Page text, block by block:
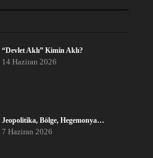
“Devlet Aklı” Kimin Aklı?
14 Haziran 2026
Jeopolitika, Bölge, Hegemonya…
7 Haziran 2026